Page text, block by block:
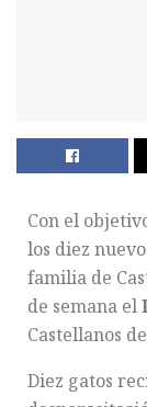
Con el
los diez
familia de
de semana el
Castellanos
Diez gatos